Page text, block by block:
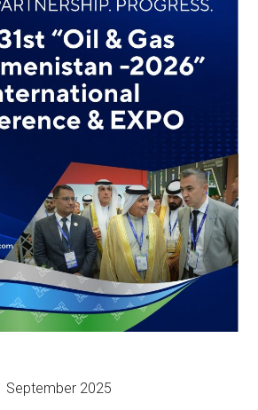
September 2025